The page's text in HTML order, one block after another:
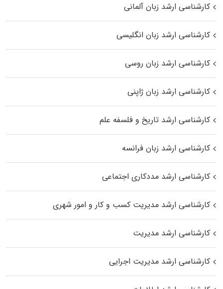
کارشناسی ارشد زبان آلمانی
کارشناسی ارشد زبان انگلیسی
کارشناسی ارشد زبان روسی
کارشناسی ارشد زبان ژاپنی
کارشناسی ارشد تاریخ و فلسفه علم
کارشناسی ارشد زبان فرانسه
کارشناسی ارشد مددکاری اجتماعی
کارشناسی ارشد مدیریت کسب و کار و امور شهری
کارشناسی ارشد مدیریت
کارشناسی ارشد مدیریت اجرایی